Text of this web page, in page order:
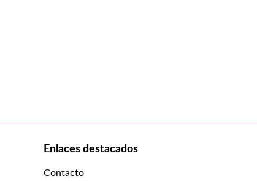
Enlaces destacados
Contacto